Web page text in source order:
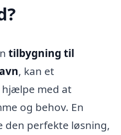
tilbygning til
, kan et
med at
og behov. En
perfekte løsning,